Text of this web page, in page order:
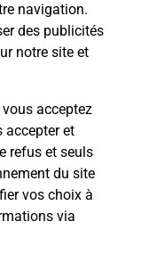
navigation.
des publicités
notre site et
acceptez
accepter et
refus et seuls
du site
vos choix à
via
?
la 5G
forfait
?
iPhone
Mobile